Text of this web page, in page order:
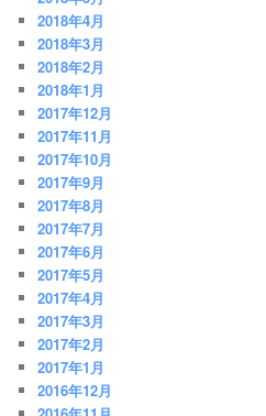
2018年4月
2018年3月
2018年2月
2018年1月
2017年12月
2017年11月
2017年10月
2017年9月
2017年8月
2017年7月
2017年6月
2017年5月
2017年4月
2017年3月
2017年2月
2017年1月
2016年12月